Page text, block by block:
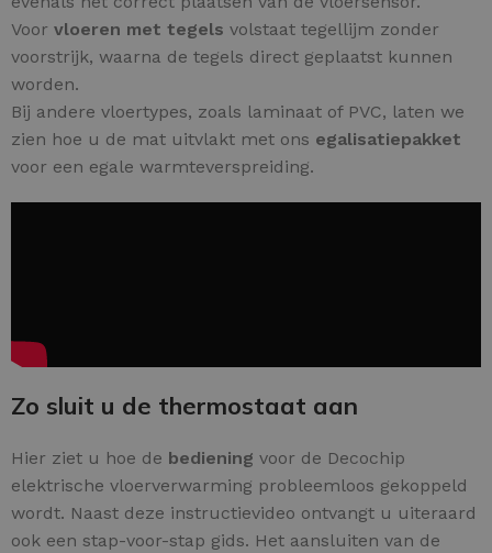
Voor vloeren met tegels volstaat tegellijm zonder
voorstrijk, waarna de tegels direct geplaatst kunnen
worden.
Bij andere vloertypes, zoals laminaat of PVC, laten we
zien hoe u de mat uitvlakt met ons egalisatiepakket
voor een egale warmteverspreiding.
Zo sluit u de thermostaat aan
Hier ziet u hoe de bediening voor de Decochip
elektrische vloerverwarming probleemloos gekoppeld
wordt. Naast deze instructievideo ontvangt u uiteraard
ook een stap-voor-stap gids. Het aansluiten van de